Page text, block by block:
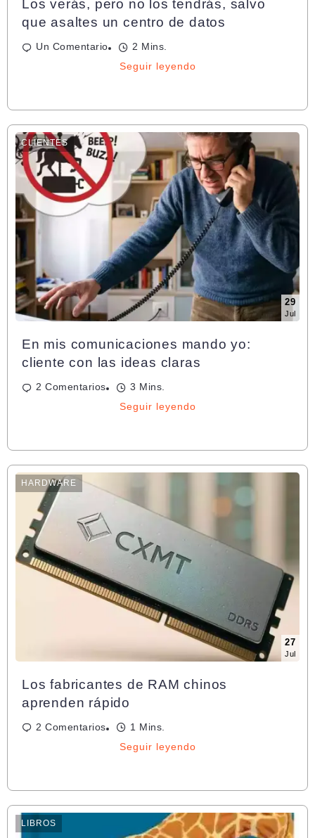
Los verás, pero no los tendrás, salvo
que asaltes un centro de datos
Un Comentario 2 Mins.
Seguir leyendo
CLIENTES
29
Jul
En mis comunicaciones mando yo:
cliente con las ideas claras
2 Comentarios 3 Mins.
Seguir leyendo
HARDWARE
27
Jul
Los fabricantes de RAM chinos
aprenden rápido
2 Comentarios 1 Mins.
Seguir leyendo
LIBROS